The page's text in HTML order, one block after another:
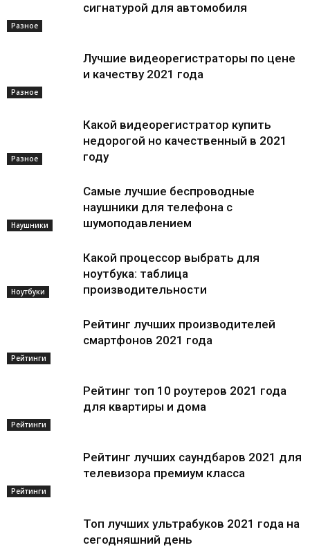
Разное
сигнатурой для автомобиля
Разное
Лучшие видеорегистраторы по цене
и качеству 2021 года
Разное
Какой видеорегистратор купить
недорогой но качественный в 2021
году
Наушники
Самые лучшие беспроводные
наушники для телефона с
шумоподавлением
Ноутбуки
Какой процессор выбрать для
ноутбука: таблица
производительности
Рейтинги
Рейтинг лучших производителей
смартфонов 2021 года
Рейтинги
Рейтинг топ 10 роутеров 2021 года
для квартиры и дома
Рейтинги
Рейтинг лучших саундбаров 2021 для
телевизора премиум класса
Топ лучших ультрабуков 2021 года на
сегодняшний день